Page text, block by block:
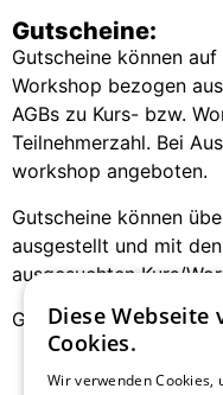
Gutscheine:
Gutscheine können
Workshop bezogen
AGBs zu Kurs- bzw.
Teilnehmerzahl. Bei
workshop angeboten.
Gutscheine können
ausgestellt und mit
ausgesuchten Kurs/
Gutscheine sind nicht
Diese Webseite
Cookies.
Wir verwenden Cookies,